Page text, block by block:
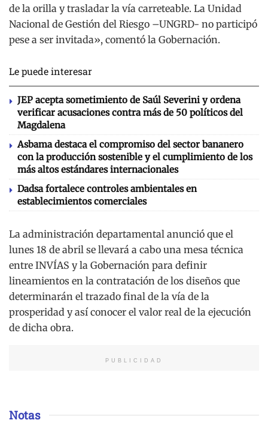
de la orilla y trasladar la vía carreteable. La Unidad
Nacional de Gestión del Riesgo –UNGRD- no participó
pese a ser invitada», comentó la Gobernación.
Le puede interesar
JEP acepta sometimiento de Saúl Severini y ordena
verificar acusaciones contra más de 50 políticos del
Magdalena
Asbama destaca el compromiso del sector bananero
con la producción sostenible y el cumplimiento de los
más altos estándares internacionales
Dadsa fortalece controles ambientales en
establecimientos comerciales
La administración departamental anunció que el
lunes 18 de abril se llevará a cabo una mesa técnica
entre INVÍAS y la Gobernación para definir
lineamientos en la contratación de los diseños que
determinarán el trazado final de la vía de la
prosperidad y así conocer el valor real de la ejecución
de dicha obra.
PUBLICIDAD
Notas